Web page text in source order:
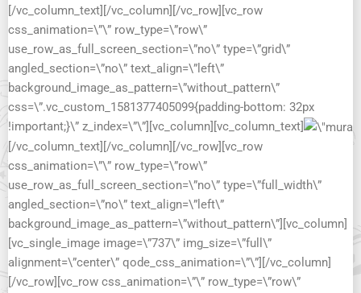
[/vc_column_text][/vc_column][/vc_row][vc_row
css_animation=\”\” row_type=\”row\”
use_row_as_full_screen_section=\”no\” type=\”grid\”
angled_section=\”no\” text_align=\”left\”
background_image_as_pattern=\”without_pattern\”
css=\”.vc_custom_1581377405099{padding-bottom: 32px
!important;}\” z_index=\”\”][vc_column][vc_column_text]
[/vc_column_text][/vc_column][/vc_row][vc_row
css_animation=\”\” row_type=\”row\”
use_row_as_full_screen_section=\”no\” type=\”full_width\”
angled_section=\”no\” text_align=\”left\”
background_image_as_pattern=\”without_pattern\”][vc_column]
[vc_single_image image=\”737\” img_size=\”full\”
alignment=\”center\” qode_css_animation=\”\”][/vc_column]
[/vc_row][vc_row css_animation=\”\” row_type=\”row\”